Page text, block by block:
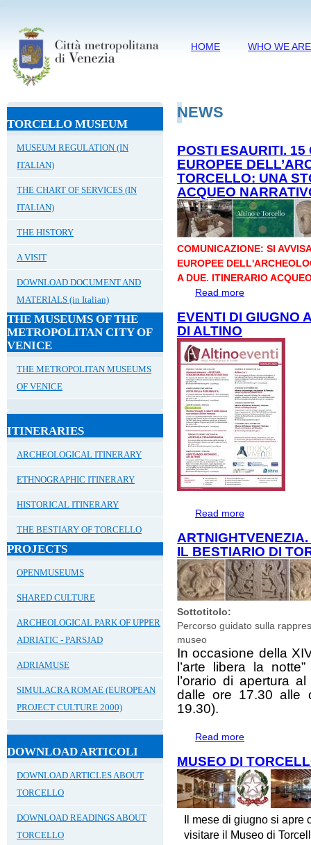
HOME WHO WE ARE
TORCELLO MUSEUM
MUSEUM REGULATION (IN
ITALIAN)
THE CHART OF SERVICES (IN
ITALIAN)
THE HISTORY
A VISIT
DOWNLOAD DOCUMENT AND
MATERIALS (in Italian)
THE MUSEUMS OF THE
METROPOLITAN CITY OF
VENICE
THE METROPOLITAN MUSEUMS
OF VENICE
ITINERARIES
ARCHEOLOGICAL ITINERARY
ETHNOGRAPHIC ITINERARY
HISTORICAL ITINERARY
THE BESTIARY OF TORCELLO
PROJECTS
OPENMUSEUMS
SHARED CULTURE
ARCHEOLOGICAL PARK OF UPPER
ADRIATIC - PARSJAD
ADRIAMUSE
SIMULACRA ROMAE (EUROPEAN
PROJECT CULTURE 2000)
DOWNLOAD ARTICOLI
DOWNLOAD ARTICLES ABOUT
TORCELLO
DOWNLOAD READINGS ABOUT
TORCELLO
NEWS
POSTI ESAURITI. 15
EUROPEE
TORCELLO: UNA
ACQUEO
COMUNICAZIONE: SI
EUROPEE
A DUE. ITINERARIO
Read more
ITINERARIO
EVENTI DI GIUGNO
DI ALTINO
Read more
IL BESTIARIO DI
Sottotitolo:
Percorso guidato sulla
museo
In occasione della
l’arte libera la
l’orario di apertura
dalle ore 17.30 alle
19.30).
Read more
MUSEO DI
Il mese di giugno si apre
visitare il Museo di